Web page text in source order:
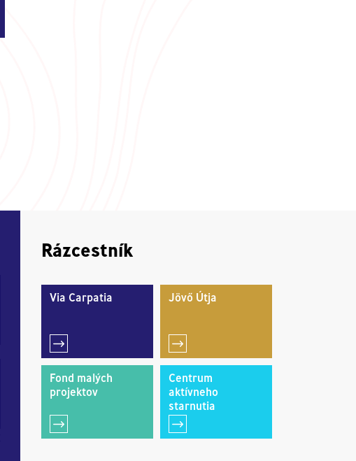
Rázcestník
Via Carpatia Jövő Útja
Fond malých
projektov
Centrum
aktívneho
starnutia